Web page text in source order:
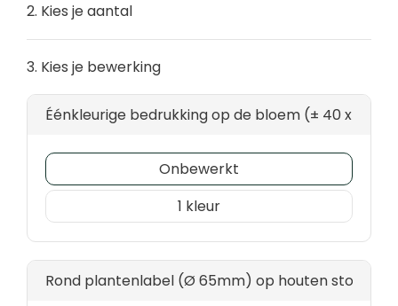
2. Kies je aantal
3. Kies je bewerking
Éénkleurige bedrukking op de bloem (± 40 x 35
Onbewerkt
1
Rond plantenlabel (Ø 65mm) op houten stokje -